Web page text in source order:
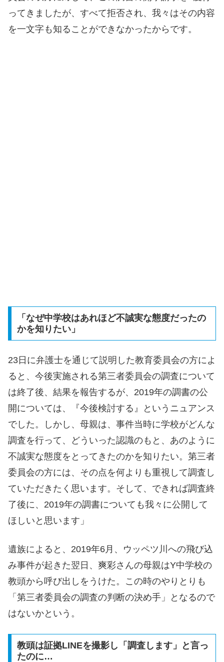
ってきましたが、すべて拒否され、我々はその内容
を一文字も知ることができなかったからです。
「なぜ中学校はあれほど不誠実な態度だったの
かを知りたい」
23日に弁護士を通じて説明した教育委員会の方によ
ると、今後実施される第三者委員会の調査について
は終了後、結果を報告するが、2019年の調書の公
開については、『今後検討する』というニュアンス
でした。しかし、母親は、事件当時に学校がどんな
調査を行って、どういった認識のもと、あのように
不誠実な態度をとってきたのかを知りたい。第三者
委員会の方には、その点を何よりも重視して調査し
ていただきたく思います。そして、できれば調査終
了後に、2019年の調書についても我々に公開して
ほしいと思います」
遺族によると、2019年6月、ウッペツ川への飛び込
み事件が起きた翌日、爽彩さんの母親はY中学校の
教頭から呼び出しをうけた。この時のやりとりも
「第三者委員会の調査の判断の決め手」となるので
はないかという。
教頭は証拠LINEを撮影し「調査します」と言っ
たのに…